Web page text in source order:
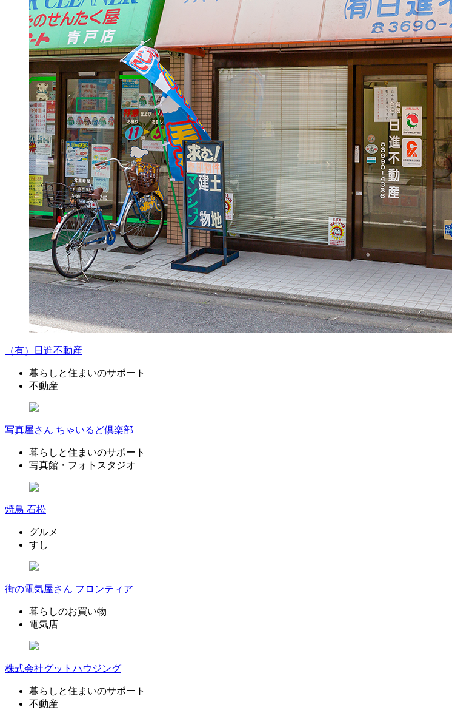
（有）日進不動産
暮らしと住まいのサポート
不動産
写真屋さん ちゃいるど倶楽部
暮らしと住まいのサポート
写真館・フォトスタジオ
焼鳥 石松
グルメ
すし
街の電気屋さん フロンティア
暮らしのお買い物
電気店
株式会社グットハウジング
暮らしと住まいのサポート
不動産